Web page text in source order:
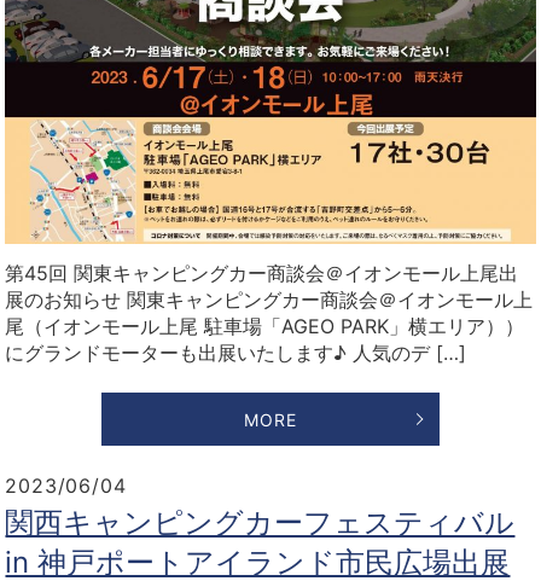
第45回 関東キャンピングカー商談会＠イオンモール上尾出
展のお知らせ 関東キャンピングカー商談会＠イオンモール上
尾（イオンモール上尾 駐車場「AGEO PARK」横エリア））
にグランドモーターも出展いたします♪ 人気のデ […]
MORE
2023/06/04
関西キャンピングカーフェスティバル
in 神戸ポートアイランド市民広場出展